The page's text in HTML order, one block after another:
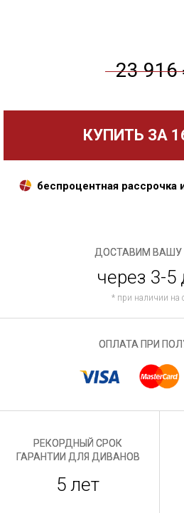
23 916
КУПИТЬ ЗА
беспроцентная рассрочка
ДОСТАВИМ ВАШУ
через 3-5
* при наличии на
ОПЛАТА ПРИ
РЕКОРДНЫЙ СРОК
ГАРАНТИИ ДЛЯ ДИВАНОВ
5 лет